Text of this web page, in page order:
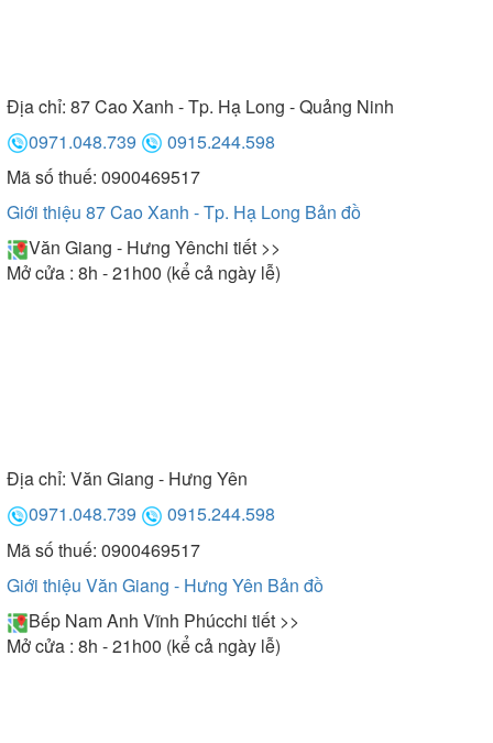
Địa chỉ: 87 Cao Xanh - Tp. Hạ Long - Quảng Ninh
0971.048.739
0915.244.598
Mã số thuế: 0900469517
Giới thiệu 87 Cao Xanh - Tp. Hạ Long Bản đồ
Văn Giang - Hưng Yênchi tiết >>
Mở cửa : 8h - 21h00 (kể cả ngày lễ)
Địa chỉ: Văn Giang - Hưng Yên
0971.048.739
0915.244.598
Mã số thuế: 0900469517
Giới thiệu Văn Giang - Hưng Yên Bản đồ
Bếp Nam Anh Vĩnh Phúcchi tiết >>
Mở cửa : 8h - 21h00 (kể cả ngày lễ)